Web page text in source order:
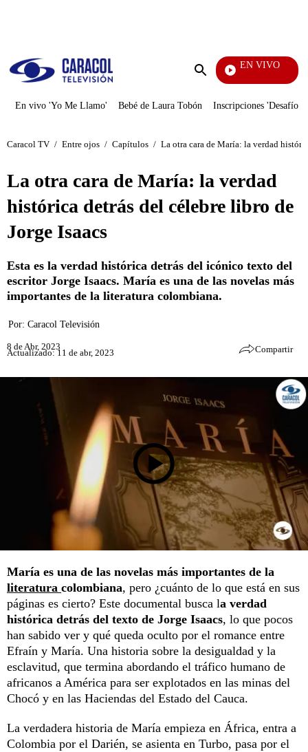
Enviar
EN VIVO
En vivo 'Yo Me Llamo' Bebé de Laura Tobón Inscripciones 'Desafío'
Caracol TV / Entre ojos / Capítulos / La otra cara de María: la verdad
La otra cara de María: la verdad
histórica detrás del célebre libro de
Jorge Isaacs
Esta es la verdad histórica detrás del icónico texto del
escritor Jorge Isaacs. María es una de las novelas más
importantes de la literatura colombiana.
Por: Caracol Televisión
8 de Abr, 2023
Actualizado: 11 de abr, 2023 Compartir
María es una de las novelas más importantes de la
literatura colombiana, pero ¿cuánto de lo que está en sus
páginas es cierto? Este documental busca la verdad
histórica detrás del texto de Jorge Isaacs, lo que pocos
han sabido ver y qué queda oculto por el romance entre
Efraín y María. Una historia sobre la desigualdad y la
esclavitud, que termina abordando el tráfico humano de
africanos a América para ser explotados en las minas del
Chocó y en las Haciendas del Estado del Cauca.
La verdadera historia de María empieza en África, entra a
Colombia por el Darién, se asienta en Turbo, pasa por el